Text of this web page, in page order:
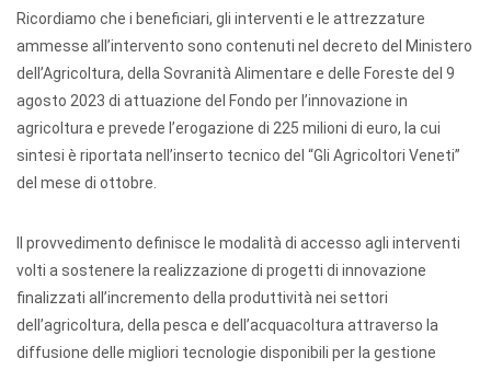
Ricordiamo che i beneficiari, gli interventi e le attrezzature
ammesse all’intervento sono contenuti nel decreto del Ministero
dell’Agricoltura, della Sovranità Alimentare e delle Foreste del 9
agosto 2023 di attuazione del Fondo per l’innovazione in
agricoltura e prevede l’erogazione di 225 milioni di euro, la cui
sintesi è riportata nell’inserto tecnico del “Gli Agricoltori Veneti”
del mese di ottobre.
Il provvedimento definisce le modalità di accesso agli interventi
volti a sostenere la realizzazione di progetti di innovazione
finalizzati all’incremento della produttività nei settori
dell’agricoltura, della pesca e dell’acquacoltura attraverso la
diffusione delle migliori tecnologie disponibili per la gestione